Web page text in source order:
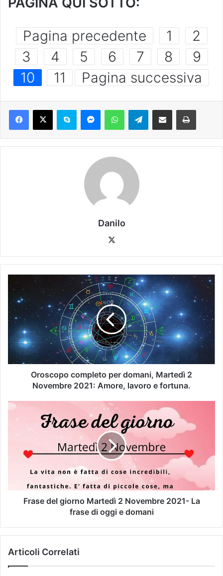
Pagina precedente 1
2
3
4 5 6 7 8
9
10
11 Pagina successiva
Danilo
Oroscopo completo per domani, Martedì 2
Novembre 2021: Amore, lavoro e fortuna.
Frase del giorno Martedì 2 Novembre 2021- La
frase di oggi e domani
Articoli Correlati